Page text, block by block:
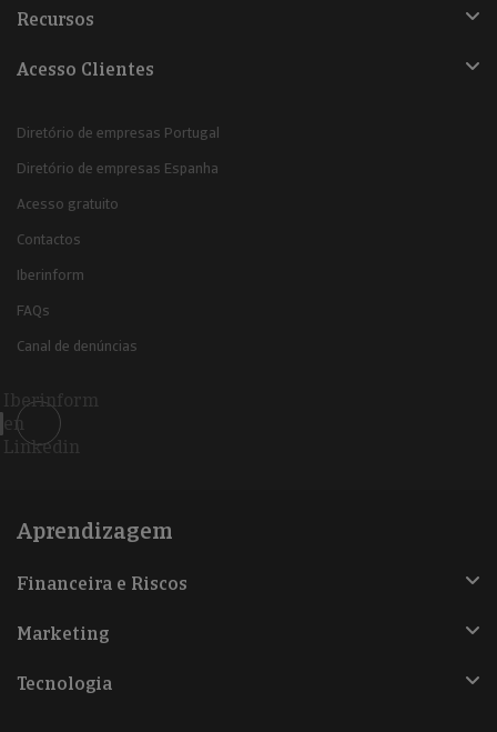
Recursos
Acesso Clientes
Diretório de empresas Portugal
Diretório de empresas Espanha
Acesso gratuito
Contactos
Iberinform
FAQs
Canal de denúncias
Iberinform
en
Linkedin
Aprendizagem
Financeira e Riscos
Marketing
Tecnologia